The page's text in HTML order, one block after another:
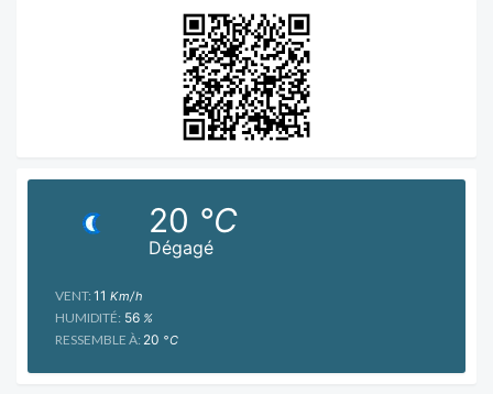
Dégagé
20 °C
VENT: 11 Km/h
HUMIDITÉ: 56 %
RESSEMBLE À: 20 °C